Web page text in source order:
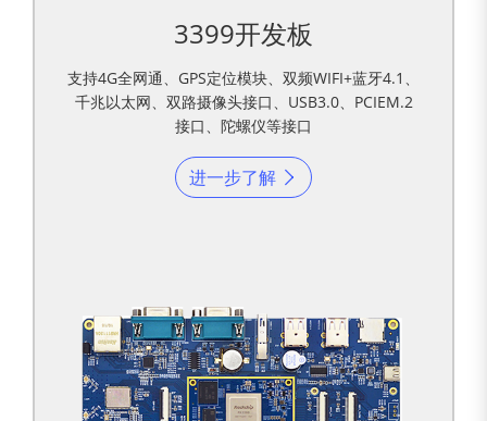
3399开发板
支持4G全网通、GPS定位模块、双频WIFI+蓝牙4.1、
千兆以太网、双路摄像头接口、USB3.0、PCIEM.2
接口、陀螺仪等接口
进一步了解